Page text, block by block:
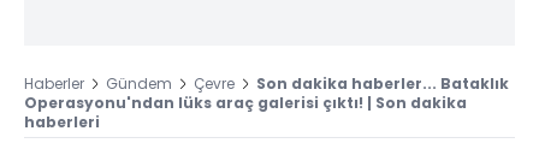
Haberler Gündem Çevre
Son dakika haberler... Bataklık
Operasyonu'ndan lüks araç galerisi çıktı! | Son dakika
haberleri